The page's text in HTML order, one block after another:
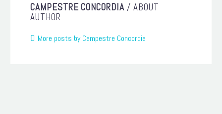
CAMPESTRE CONCORDIA / ABOUT
AUTHOR
More posts by Campestre Concordia